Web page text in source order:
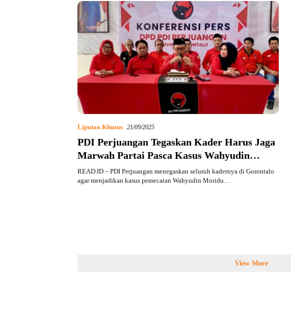
Liputan Khusus 21/09/2025
PDI Perjuangan Tegaskan Kader Harus Jaga
Marwah Partai Pasca Kasus Wahyudin
Moridu
READ.ID – PDI Perjuangan menegaskan seluruh kadernya di Gorontalo
agar menjadikan kasus pemecatan Wahyudin Moridu…
View More